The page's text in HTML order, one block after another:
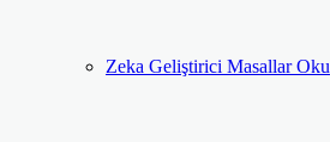
Zeka Geliştirici Masallar Oku